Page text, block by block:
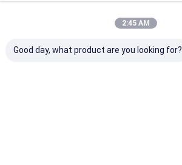
2:45 AM
Good day, what product are you looking for?